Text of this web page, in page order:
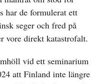
har de formulerat ett
seger och fred på
vore direkt katastrofalt.
vid ett seminarium
att Finland inte längre